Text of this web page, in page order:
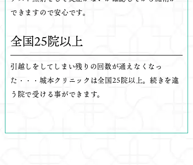
できますので安心です。
全国25院以上
引越しをしてしまい残りの回数が通えなくなっ
た・・・城本クリニックは全国25院以上。続きを違
う院で受ける事ができます。